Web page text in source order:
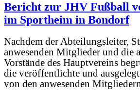
Bericht zur JHV Fußball
im Sportheim in Bondorf
Nachdem der Abteilungsleiter,
anwesenden Mitglieder und die
Vorstände des Hauptvereins
die veröffentlichte und
von den anwesenden